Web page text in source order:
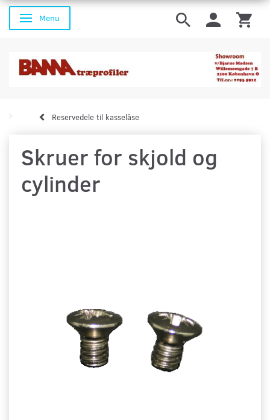
Skifte navigation
Menu
Reservedele til kasselåse
Skruer for skjold og
cylinder